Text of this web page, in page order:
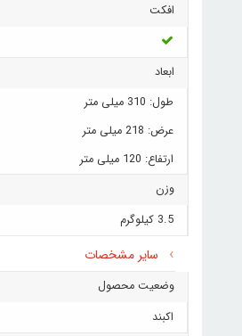
افکت
ابعاد
طول: 310 میلی متر
عرض: 218 میلی متر
ارتفاع: 120 میلی متر
وزن
3.5 کیلوگرم
سایر مشخصات
وضعیت محصول
اکبند